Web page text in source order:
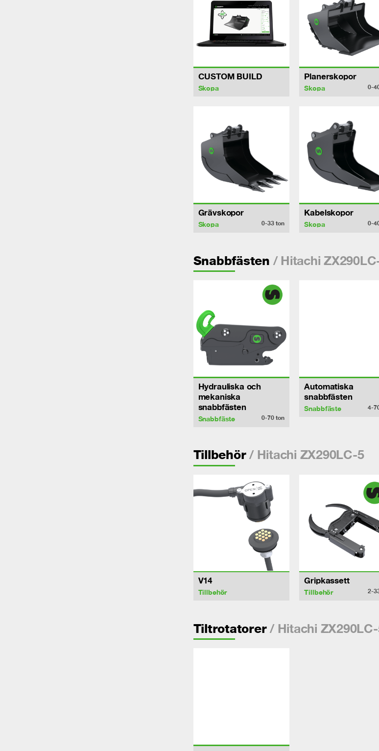
CUSTOM BUILD
Skopa
Planerskopor
Skopa 0-
Grävskopor
Skopa 0-33ton
Kabelskopor
Skopa 0-
Snabbfästen / Hitachi
Hydrauliska och
mekaniska
snabbfästen
Snabbfäste 0-70ton
Automatiska
snabbfästen
Snabbfäste 4-
Tillbehör/ Hitachi ZX290LC-5
V14
Tillbehör
Gripkassett
Tillbehör 2-
Tiltrotatorer/ Hitachi